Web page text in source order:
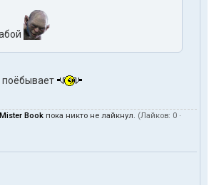
поёбывает
Mister Book пока никто не лайкнул. (Лайков: 0 ·